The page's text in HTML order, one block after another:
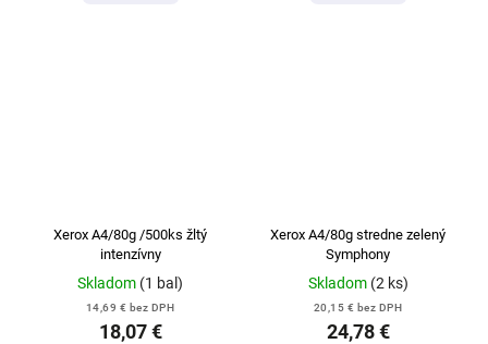
Xerox A4/80g /500ks žltý
intenzívny
Skladom (1 bal)
14,69 € bez DPH
18,07 €
Xerox A4/80g stredne zelený
Symphony
Skladom (2 ks)
20,15 € bez DPH
24,78 €